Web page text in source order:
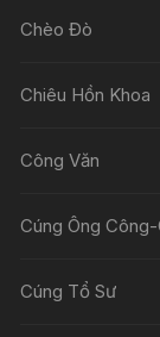
Chèo Đò
Chiêu Hồn Khoa
Công Văn
Cúng Ông
Cúng Tổ Sư